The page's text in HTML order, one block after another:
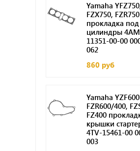
Yamaha
FZX750, FZR750
прокладка под
цилиндры
11351-00-00
062
860 руб
Yamaha
FZR600/400,
FZ400
крышки
4TV-15461-00
003